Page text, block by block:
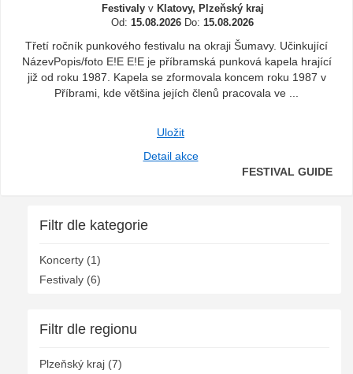
Festivalyv Klatovy, Plzeňský kraj
Od: 15.08.2026 Do: 15.08.2026
Třetí ročník punkového festivalu na okraji Šumavy. Učinkující
NázevPopis/foto E!E E!E je příbramská punková kapela hrající
již od roku 1987. Kapela se zformovala koncem roku 1987 v
Příbrami, kde většina jejích členů pracovala ve ...
Uložit
Detail akce
FESTIVAL GUIDE
Filtr dle kategorie
Koncerty (1)
Festivaly (6)
Filtr dle regionu
Plzeňský kraj (7)